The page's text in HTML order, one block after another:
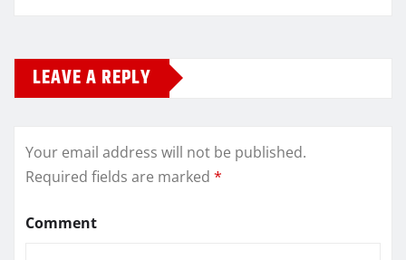
LEAVE A REPLY
Your email address will not be published.
Required fields are marked *
Comment